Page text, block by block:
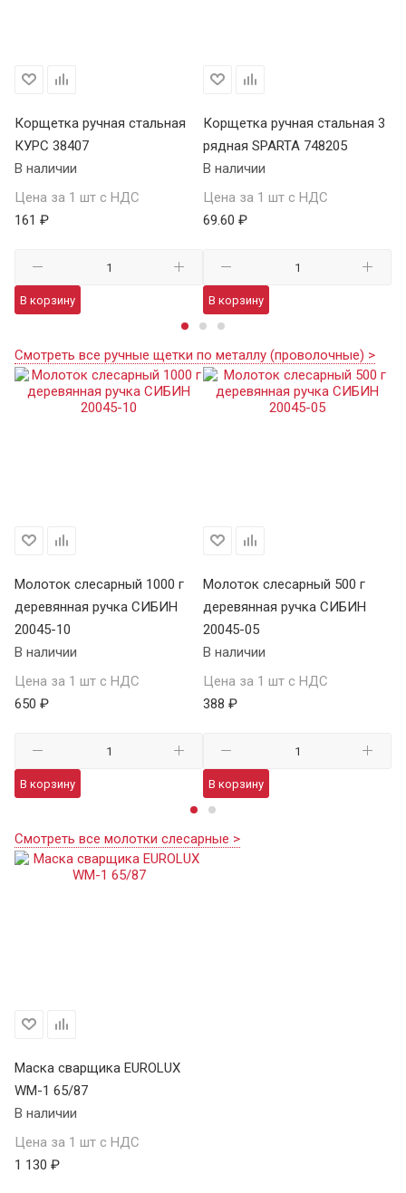
Корщетка ручная стальная
КУРС 38407
В наличии
Цена за 1 шт с НДС
161 ₽
В корзину
Корщетка ручная стальная 3
рядная SPARTA 748205
В наличии
Цена за 1 шт с НДС
69.60 ₽
В корзину
Смотреть все ручные щетки по металлу (проволочные) >
Молоток слесарный 1000 г
деревянная ручка СИБИН
20045-10
В наличии
Цена за 1 шт с НДС
650 ₽
В корзину
Молоток слесарный 500 г
деревянная ручка СИБИН
20045-05
В наличии
Цена за 1 шт с НДС
388 ₽
В корзину
Смотреть все молотки слесарные >
Маска сварщика EUROLUX
WM-1 65/87
В наличии
Цена за 1 шт с НДС
1 130 ₽